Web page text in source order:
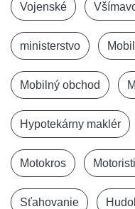
Vojenské
ministerstvo
Mobilný obchod
Hypotekárny maklér
Motokros
Sťahovanie